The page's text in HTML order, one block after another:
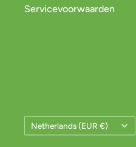
Servicevoorwaarden
Land/Regio
Netherlands (EUR €)